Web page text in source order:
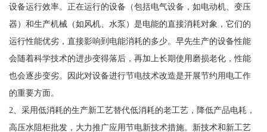
设备运行效率。正在运行的设备（包括电气设备，如电动机、变压
器）和生产机械（如风机、水泵）是电能的直接消耗对象，它们的
运行性能优劣，直接影响到电能消耗的多少。早先生产的设备性能
会随着科学技术的进步变得落后，再加上长期使用磨损老化，性能
也会逐步变劣。因此对设备进行节电技术改造是开展节约用电工作
的重要方面。
2、采用低消耗的生产新工艺替代低消耗的老工艺，降低产品电耗，
高压水阻柜批发，大力推广应用节电新技术措施。新技术和新工艺